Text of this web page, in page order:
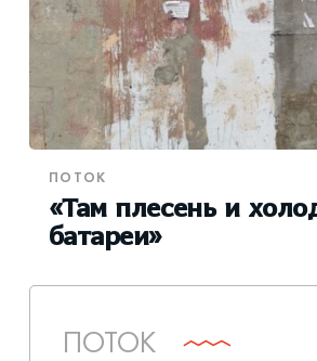
ПОТОК
«Там плесень и
батареи»
ПОТОК